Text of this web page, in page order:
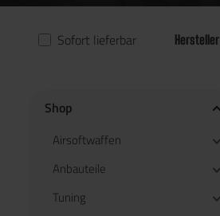
Sofort lieferbar Hersteller
Shop
Airsoftwaffen
Anbauteile
Tuning